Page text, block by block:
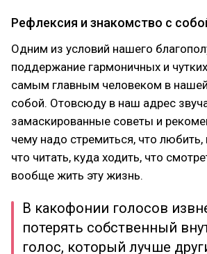
Рефлексия и знакомство с
Одним из условий нашего
поддержание гармоничных и
самым главным человеком в
собой. Отовсюду в наш адрес
замаскированные советы и
чему надо стремиться, что любить,
что читать, куда ходить, что
вообще жить эту жизнь.
В какофонии голосов
потерять собственный
голос, который лучше